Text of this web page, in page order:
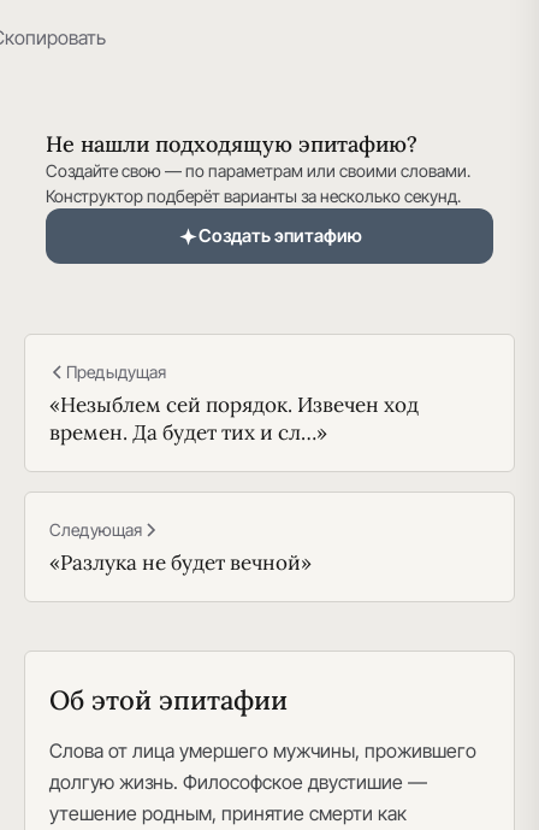
Не нашли подходящую эпитафию?
Создайте свою — по параметрам или своими словами.
Конструктор подберёт варианты за несколько секунд.
Создать эпитафию
Предыдущая
«Незыблем сей порядок. Извечен ход
времен. Да будет тих и сл…»
Следующая
«Разлука не будет вечной»
Об этой эпитафии
Слова от лица умершего мужчины, прожившего
долгую жизнь. Философское двустишие —
утешение родным, принятие смерти как